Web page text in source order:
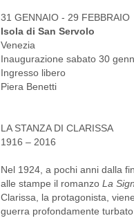
31 GENNAIO - 29 FEBBRAIO
Isola di San Servolo
Venezia
Inaugurazione sabato 30
Ingresso libero
Piera Benetti
LA STANZA DI CLARISSA
1916 – 2016
Nel 1924, a pochi anni dalla
alle stampe il romanzoLa
Clarissa, la protagonista,
guerra profondamente